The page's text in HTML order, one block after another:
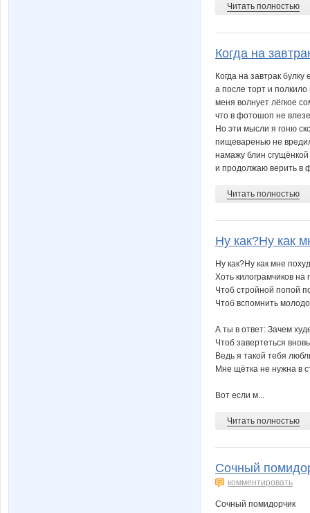
Читать полностью
Когда на
Когда на завтрак
а после торт и полкило
меня волнует лёгкое
что в фотошоп не
Но эти мысли я гоню
пищеваренью не
намажу блин
и продолжаю верить в
Читать полностью
Ну как?Ну как
Ну как?Ну как мне
Хоть килограмчиков на
Чтоб стройной попой
Чтоб вспомнить
А ты в ответ: Зачем
Чтоб завертеться
Ведь я такой тебя
Мне щётка не нужна в
Вот если м...
Читать полностью
Сочный
комментировать
Сочный помидорчик